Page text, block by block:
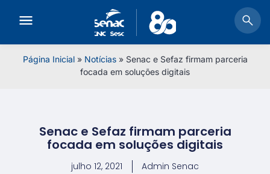
Página Inicial» Notícias» Senac e Sefaz firmam parceria
focada em soluções digitais
Senac e Sefaz firmam parceria
focada em soluções digitais
julho 12, 2021 Admin Senac